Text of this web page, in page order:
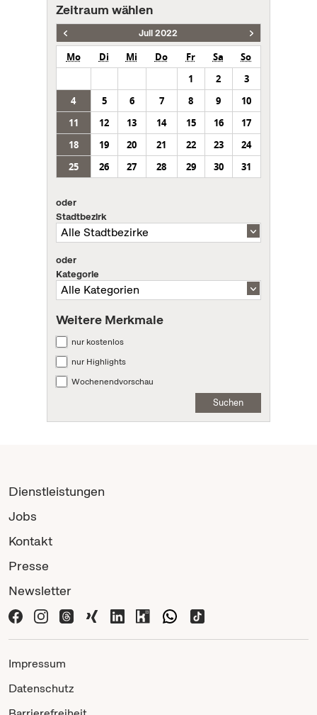
Zeitraum wählen
Juli 2022
Mo Di Mi Do Fr Sa
So
1
2
3
4
5 6 7 8 9
10
11
12 13 14 15 16
17
18
19 20 21 22 23
24
25
26 27 28 29 30 31
oder
Stadtbezirk
oder
Kategorie
Weitere Merkmale
nur kostenlos
nur Highlights
Wochenendvorschau
Suchen
Dienstleistungen
Jobs
Kontakt
Presse
Newsletter
Impressum
Datenschutz